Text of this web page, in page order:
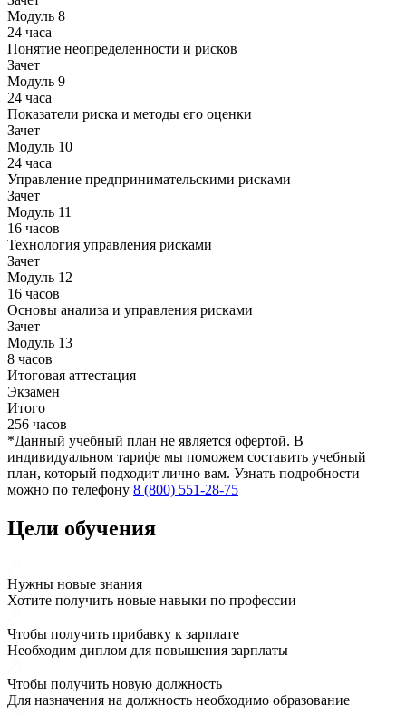
Модуль 8
24 часа
Понятие неопределенности и рисков
Зачет
Модуль 9
24 часа
Показатели риска и методы его оценки
Зачет
Модуль 10
24 часа
Управление предпринимательскими рисками
Зачет
Модуль 11
16 часов
Технология управления рисками
Зачет
Модуль 12
16 часов
Основы анализа и управления рисками
Зачет
Модуль 13
8 часов
Итоговая аттестация
Экзамен
Итого
256 часов
*Данный учебный план не является офертой. В
индивидуальном тарифе мы поможем составить учебный
план, который подходит лично вам. Узнать подробности
можно по телефону 8 (800) 551-28-75
Цели обучения
Нужны новые знания
Хотите получить новые навыки по профессии
Чтобы получить прибавку к зарплате
Необходим диплом для повышения зарплаты
Чтобы получить новую должность
Для назначения на должность необходимо образование